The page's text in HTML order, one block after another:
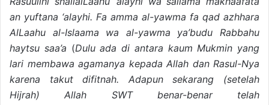
an yuftana ‘alayhi. Fa amma al-yawma fa qad azhhara
AlLaahu al-Islaama wa al-yawma ya’budu Rabbahu
haytsu saa’a (Dulu ada di antara kaum Mukmin yang
lari membawa agamanya kepada Allah dan Rasul-Nya
karena takut difitnah. Adapun sekarang (setelah
Hijrah) Allah SWT benar-benar telah